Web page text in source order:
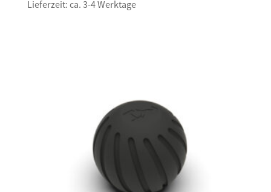
Lieferzeit: ca. 3-4 Werktage